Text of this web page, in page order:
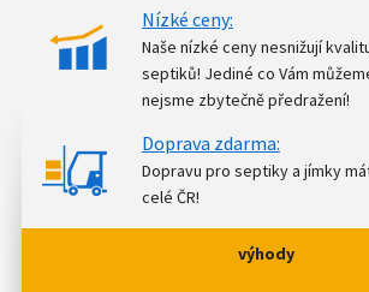
Nízké ceny:
Naše nízké ceny nesnižují
septiků! Jediné co Vám
nejsme zbytečně předražení!
Doprava zdarma:
Dopravu pro septiky a jímky
celé ČR!
výhody